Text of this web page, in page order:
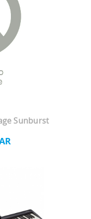
Sunburst